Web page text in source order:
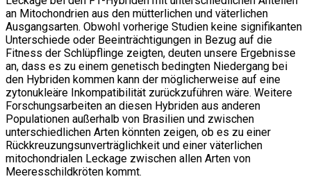
an Mitochondrien aus den mütterlichen und väterlichen
Ausgangsarten. Obwohl vorherige Studien keine signifikanten
Unterschiede oder Beeinträchtigungen in Bezug auf die
Fitness der Schlüpflinge zeigten, deuten unsere Ergebnisse
an, dass es zu einem genetisch bedingten Niedergang bei
den Hybriden kommen kann der möglicherweise auf eine
zytonukleäre Inkompatibilität zurückzuführen wäre. Weitere
Forschungsarbeiten an diesen Hybriden aus anderen
Populationen außerhalb von Brasilien und zwischen
unterschiedlichen Arten könnten zeigen, ob es zu einer
Rückkreuzungsunverträglichkeit und einer väterlichen
mitochondrialen Leckage zwischen allen Arten von
Meeresschildkröten kommt.